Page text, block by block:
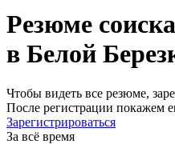
Резюме
в Белой
Чтобы видеть все резюме,
После регистрации покажем
Зарегистрироваться
За всё время